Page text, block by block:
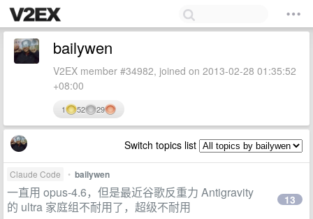
bailywen
V2EX member #34982, joined on 2013-02-28 01:35:52
+08:00
1 52 29
Switch topics list
Claude Code • bailywen
一直用 opus-4.6，但是最近谷歌反重力 Antigravity
的 ultra 家庭组不耐用了，超级不耐用
13